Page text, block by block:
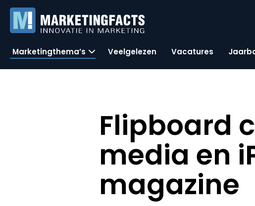
Marketingthema’s Veelgelezen Vacatures
Flipboard
media en
magazine